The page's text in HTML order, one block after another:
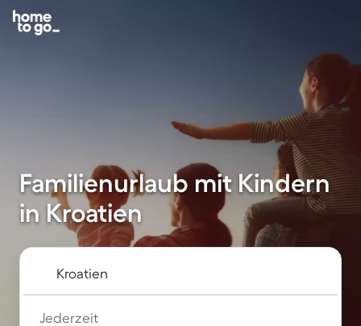
Familienurlaub mit Kindern
in Kroatien
Jederzeit